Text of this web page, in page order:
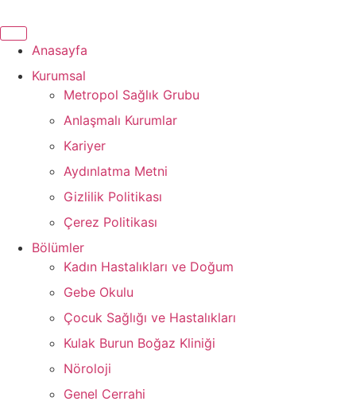
atla
Anasayfa
Kurumsal
Metropol Sağlık Grubu
Anlaşmalı Kurumlar
Kariyer
Aydınlatma Metni
Gizlilik Politikası
Çerez Politikası
Bölümler
Kadın Hastalıkları ve Doğum
Gebe Okulu
Çocuk Sağlığı ve Hastalıkları
Kulak Burun Boğaz Kliniği
Nöroloji
Genel Cerrahi